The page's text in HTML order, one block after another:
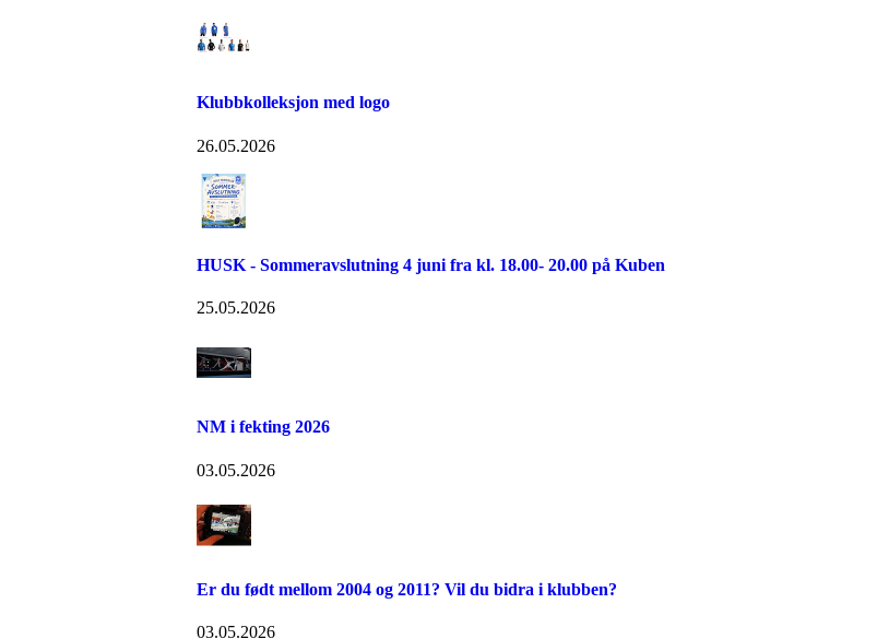
Klubbkolleksjon med logo
26.05.2026
HUSK - Sommeravslutning 4 juni fra kl. 18.00- 20.00 på Kuben
25.05.2026
NM i fekting 2026
03.05.2026
Er du født mellom 2004 og 2011? Vil du bidra i klubben?
03.05.2026